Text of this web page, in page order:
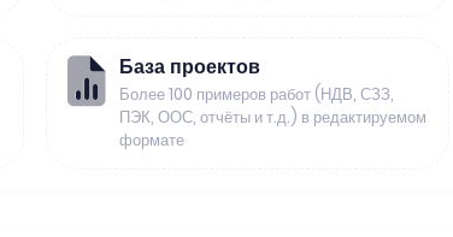
База проектов
Более 100 примеров работ (НДВ, СЗЗ,
ПЭК, ООС, отчёты и т.д.) в редактируемом
формате